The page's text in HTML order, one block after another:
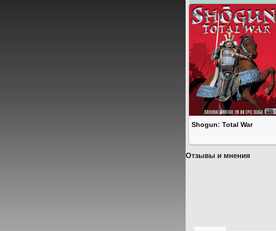
Shogun: Total War
Отзывы и мнения